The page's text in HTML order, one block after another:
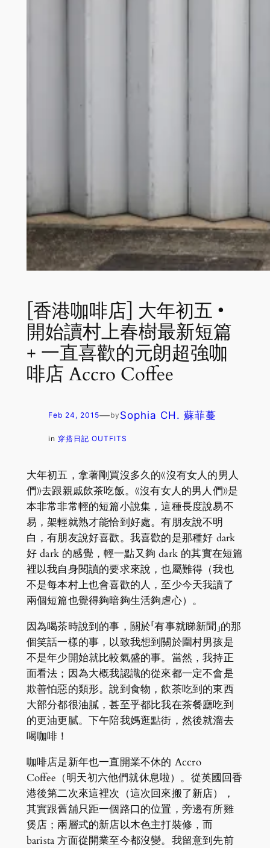
[香港咖啡店] 大年初五 •
開始讀村上春樹最新短篇
+ 一直喜歡的元朗超強咖
啡店 Accro Coffee
Feb 24, 2015—by Sophia CH. 蘇菲蔓
in 穿搭日記 OUTFITS
大年初五，拿著剛買沒多久的《沒有女人的男人
們》去跟親戚飲茶吃飯。《沒有女人的男人們》是
本非常非常輕的短篇小說集，這種長度說易不
易，架輕就熟才能恰到好處。有朋友說不明
白，有朋友說好喜歡。我喜歡的是那種好 dark
好 dark 的感覺，輕一點又夠 dark 的其實在短篇
裡以我自身閱讀的要求來說，也屬難得（我也
不是每本村上也會喜歡的人，至少今天我讀了
兩個短篇也覺得夠暗夠生活夠虐心）。
因為喝茶時說到的事，關於「有事就睇新聞」的那
個笑話一樣的事，以致我想到關於圍村男孩是
不是年少開始就比較氣盛的事。當然，我持正
面看法；因為大概我認識的從來都一定不會是
欺善怕惡的類形。說到食物，飲茶吃到的東西
大部分都很油膩，甚至乎都比我在茶餐廳吃到
的更油更膩。下午陪我媽逛點街，然後就溜去
喝咖啡！
咖啡店是新年也一直開業不休的 Accro
Coffee（明天初六他們就休息啦）。從英國回香
港後第二次來這裡次（這次回來搬了新店），
其實跟舊舖只距一個路口的位置，旁邊有所雞
煲店；兩層式的新店以木色主打裝修，而
barista 方面從開業至今都沒變。我留意到先前